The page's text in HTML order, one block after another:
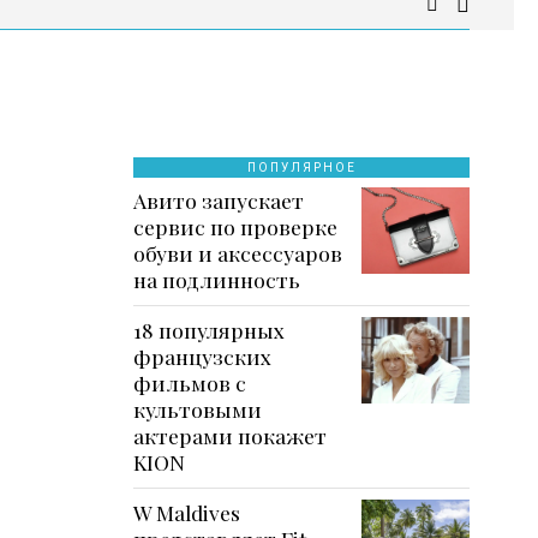
ПОПУЛЯРНОЕ
Авито запускает
сервис по проверке
обуви и аксессуаров
на подлинность
18 популярных
французских
фильмов с
культовыми
актерами покажет
KION
W Maldives